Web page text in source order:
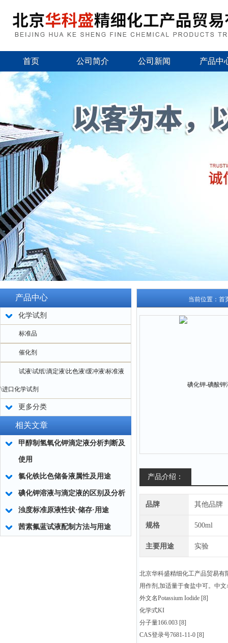
首页 公司简介 公司新闻 产品中
产品中心
化学试剂
标准品
催化剂
试液\试纸\滴定液\比色液\缓冲液\标准液
\进口化学试剂
更多分类
相关文章
甲醇制氢氧化钾滴定液分析判断及
使用
氯化铁比色储备液属性及用途
碘化钾溶液与滴定液的区别及分析
浊度标准原液性状·储存·用途
茜素氟蓝试液配制方法与用途
当前位置： 首
产品介绍：
品牌 其他品牌
规格 500ml
主要用途 实验
北京华科盛精细化工产品贸易有
用作剂,加适量于食盐中可。中
外文名Potassium Iodide [8]
化学式KI
分子量166.003 [8]
CAS登录号7681-11-0 [8]